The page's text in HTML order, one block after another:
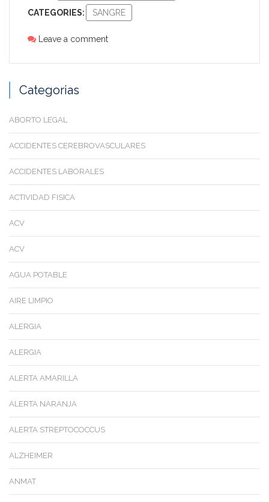
CATEGORIES: SANGRE
Leave a comment
Categorias
ABORTO LEGAL
ACCIDENTES CEREBROVASCULARES
ACCIDENTES LABORALES
ACTIVIDAD FISICA
ACV
ACV
AGUA POTABLE
AIRE LIMPIO
ALERGIA
ALERGIA
ALERTA AMARILLA
ALERTA NARANJA
ALERTA STREPTOCOCCUS
ALZHEIMER
ANMAT